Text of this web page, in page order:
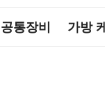
통장비 가방